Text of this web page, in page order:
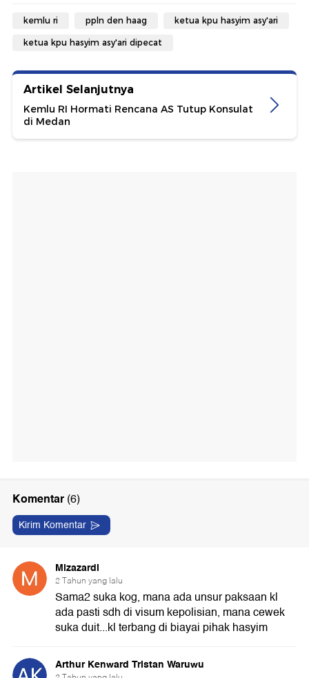
kemlu ri ppln den haag ketua kpu hasyim asy'ari
ketua kpu hasyim asy'ari dipecat
Artikel Selanjutnya
Kemlu RI Hormati Rencana AS Tutup Konsulat
di Medan